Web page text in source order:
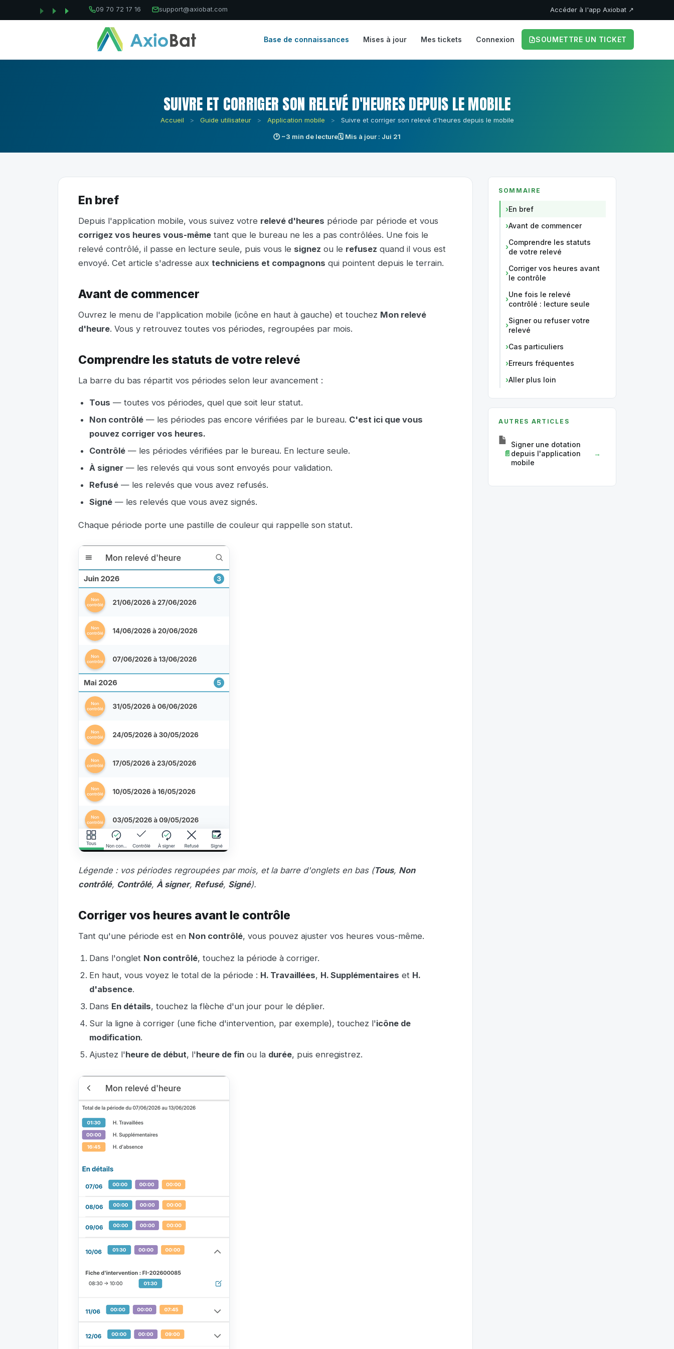
09 70 72 17 16 support@axiobat.com Accéder à l'app Axiobat ↗
Base de connaissances Mises à jour Mes tickets Connexion SOUMETTRE UN TICKET
SUIVRE ET CORRIGER SON RELEVÉ D'HEURES DEPUIS LE MOBILE
Accueil > Guide utilisateur > Application mobile > Suivre et corriger son relevé d'heures depuis le mobile
🕑 ~3 min de lecture🗓 Mis à jour : Jui 21
En bref
Depuis l'application mobile, vous suivez votre relevé d'heures période par période et vous
corrigez vos heures vous-même tant que le bureau ne les a pas contrôlées. Une fois le
relevé contrôlé, il passe en lecture seule, puis vous le signez ou le refusez quand il vous est
envoyé. Cet article s'adresse aux techniciens et compagnons qui pointent depuis le terrain.
Avant de commencer
Ouvrez le menu de l'application mobile (icône en haut à gauche) et touchez Mon relevé
d'heure. Vous y retrouvez toutes vos périodes, regroupées par mois.
Comprendre les statuts de votre relevé
La barre du bas répartit vos périodes selon leur avancement :
Tous — toutes vos périodes, quel que soit leur statut.
Non contrôlé — les périodes pas encore vérifiées par le bureau. C'est ici que vous
pouvez corriger vos heures.
Contrôlé — les périodes vérifiées par le bureau. En lecture seule.
À signer — les relevés qui vous sont envoyés pour validation.
Refusé — les relevés que vous avez refusés.
Signé — les relevés que vous avez signés.
Chaque période porte une pastille de couleur qui rappelle son statut.
Légende : vos périodes regroupées par mois, et la barre d'onglets en bas (Tous, Non
contrôlé, Contrôlé, À signer, Refusé, Signé).
Corriger vos heures avant le contrôle
Tant qu'une période est en Non contrôlé, vous pouvez ajuster vos heures vous-même.
Dans l'onglet Non contrôlé, touchez la période à corriger.
En haut, vous voyez le total de la période : H. Travaillées, H. Supplémentaires et H.
d'absence.
Dans En détails, touchez la flèche d'un jour pour le déplier.
Sur la ligne à corriger (une fiche d'intervention, par exemple), touchez l'icône de
modification.
Ajustez l'heure de début, l'heure de fin ou la durée, puis enregistrez.
SOMMAIRE
En bref
Avant de commencer
Comprendre les statuts
de votre relevé
Corriger vos heures avant
le contrôle
Une fois le relevé
contrôlé : lecture seule
Signer ou refuser votre
relevé
Cas particuliers
Erreurs fréquentes
Aller plus loin
AUTRES ARTICLES
Signer une dotation
depuis l'application
mobile